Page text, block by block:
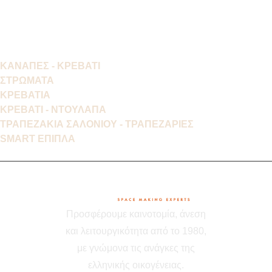
ΚΑΝΑΠΕΣ - ΚΡΕΒΑΤΙ
ΣΤΡΩΜΑΤΑ
ΚΡΕΒΑΤΙΑ
ΚΡΕΒΑΤΙ - ΝΤΟΥΛΑΠΑ
ΤΡΑΠΕΖΑΚΙΑ ΣΑΛΟΝΙΟΥ - ΤΡΑΠΕΖΑΡΙΕΣ
SMART ΕΠΙΠΛΑ
Προσφέρουμε καινοτομία, άνεση
και λειτουργικότητα από το 1980,
με γνώμονα τις ανάγκες της
ελληνικής οικογένειας.